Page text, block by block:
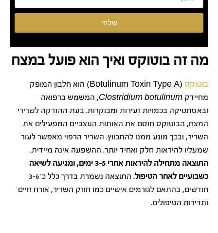
שלחי
מה זה בוטוקס ואיך הוא פועל במצח
בוטוקס
(Botulinum Toxin Type A) הוא חלבון המופק
מחיידק Clostridium botulinum, המשמש ברפואה
ובאסתטיקה בכמויות זעירות ומבוקרות. בעת ההזרקה לשרירי
המצח, הבוטוקס חוסם את האותות העצביים המפעילים את
השריר, ובכך מונע ממנו להתכווץ. השריר הרפוי מאפשר לעור
שמעליו להיראות חלק ואחיד יותר. ההשפעה אינה מיידית.
התוצאה מתחילה להיראות אחרי 3-5 ימים, ומגיעה לשיאה
כשבועיים לאחר הטיפול
. התוצאה נשמרת בדרך כלל כ־3-6
חודשים, בהתאם לגורמים אישיים כמו חוזק השריר, אורח חיים
ותדירות הטיפולים.